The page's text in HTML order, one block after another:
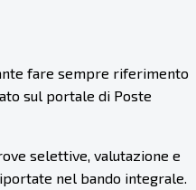
fare sempre riferimento
sul portale di Poste
selettive, valutazione e
nel bando integrale.